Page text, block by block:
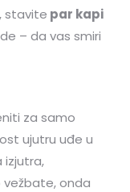
stavite par kapi
– da vas smiri
za samo
ujutru uđe u
izjutra,
vežbate, onda